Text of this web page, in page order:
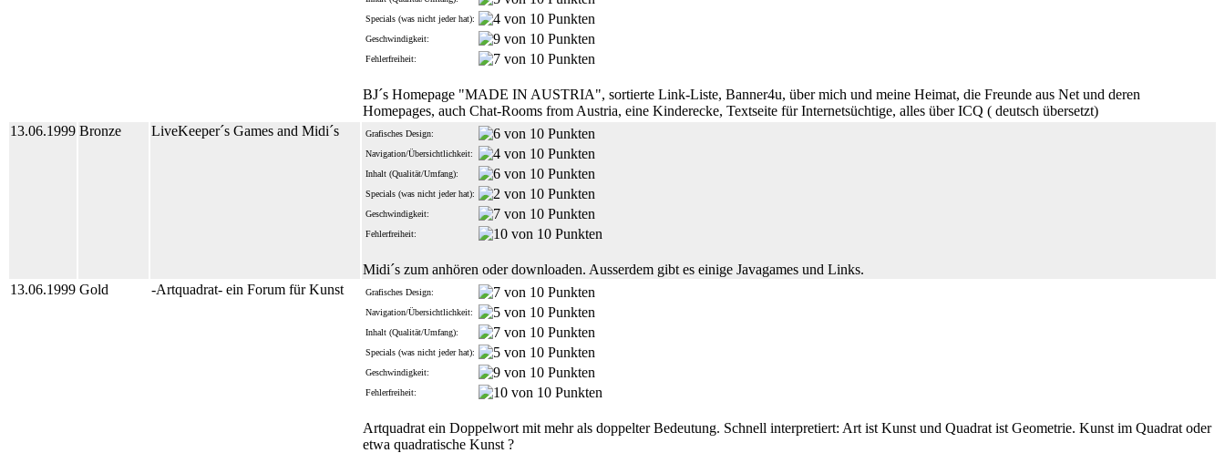
Specials (was nicht jeder hat):
Geschwindigkeit:
Fehlerfreiheit:
BJ´s Homepage "MADE IN AUSTRIA", sortierte Link-Liste, Banner4u, über mich und meine Heimat, die Freunde aus Net und deren
Homepages, auch Chat-Rooms from Austria, eine Kinderecke, Textseite für Internetsüchtige, alles über ICQ ( deutsch übersetzt)
13.06.1999 Bronze LiveKeeper´s Games and Midi´s
Grafisches Design:
Navigation/Übersichtlichkeit:
Inhalt (Qualität/Umfang):
Specials (was nicht jeder hat):
Geschwindigkeit:
Fehlerfreiheit:
Midi´s zum anhören oder downloaden. Ausserdem gibt es einige Javagames und Links.
13.06.1999 Gold -Artquadrat- ein Forum für Kunst
Grafisches Design:
Navigation/Übersichtlichkeit:
Inhalt (Qualität/Umfang):
Specials (was nicht jeder hat):
Geschwindigkeit:
Fehlerfreiheit:
Artquadrat ein Doppelwort mit mehr als doppelter Bedeutung. Schnell interpretiert: Art ist Kunst und Quadrat ist Geometrie. Kunst im Quadrat oder
etwa quadratische Kunst ?